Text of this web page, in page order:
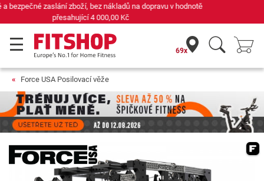
Již 42 let váš odborník na domácí fitness
69x
Force USA Posilovací věže